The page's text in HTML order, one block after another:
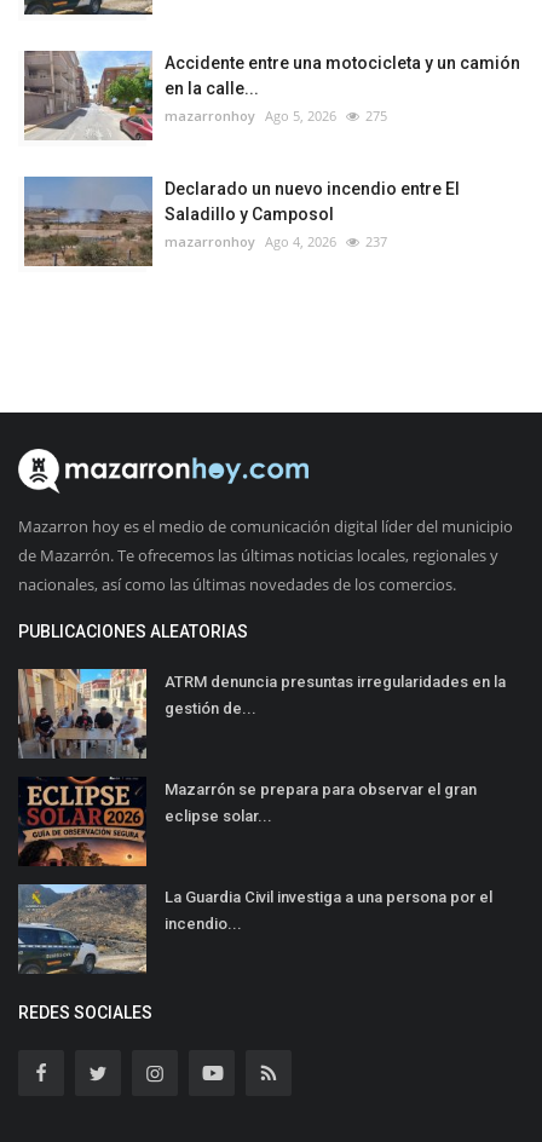
Accidente entre una motocicleta y un camión
en la calle...
mazarronhoy Ago 5, 2026 275
Declarado un nuevo incendio entre El
Saladillo y Camposol
mazarronhoy Ago 4, 2026 237
Mazarron hoy es el medio de comunicación digital líder del municipio
de Mazarrón. Te ofrecemos las últimas noticias locales, regionales y
nacionales, así como las últimas novedades de los comercios.
PUBLICACIONES ALEATORIAS
ATRM denuncia presuntas irregularidades en la
gestión de...
Mazarrón se prepara para observar el gran
eclipse solar...
La Guardia Civil investiga a una persona por el
incendio...
REDES SOCIALES